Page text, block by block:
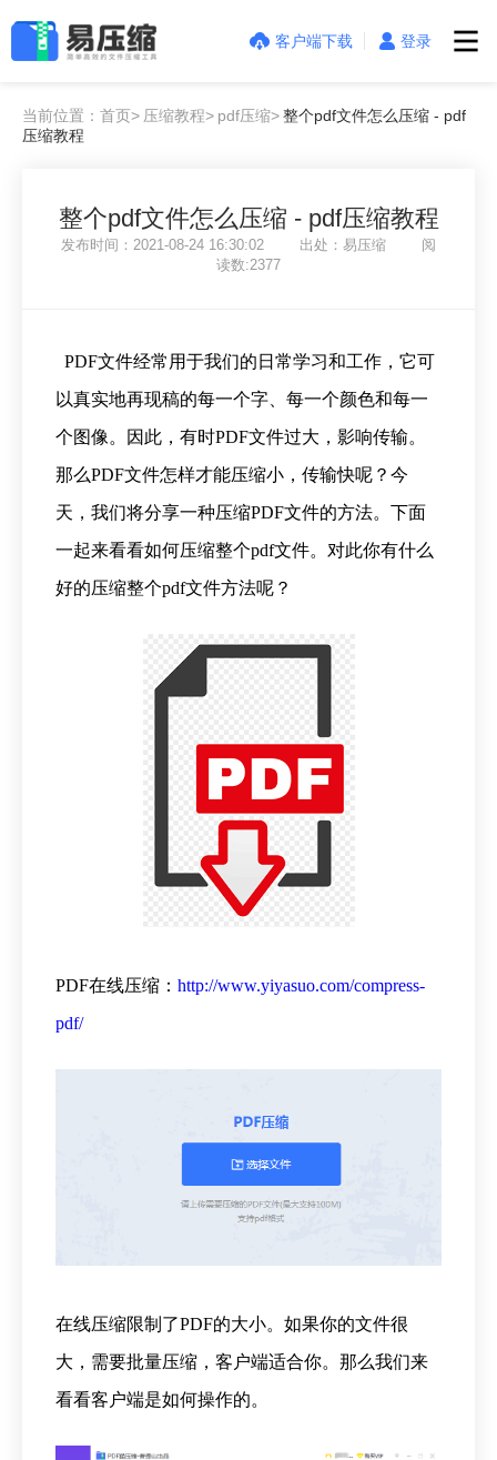
客户端下载 登录
当前位置：首页> 压缩教程> pdf压缩>整个pdf文件怎么压缩 - pdf
压缩教程
整个pdf文件怎么压缩 - pdf压缩教程
发布时间：2021-08-24 16:30:02 出处：易压缩 阅
读数:2377
PDF文件经常用于我们的日常学习和工作，它可
以真实地再现稿的每一个字、每一个颜色和每一
个图像。因此，有时PDF文件过大，影响传输。
那么PDF文件怎样才能压缩小，传输快呢？今
天，我们将分享一种压缩PDF文件的方法。下面
一起来看看如何压缩整个pdf文件。对此你有什么
好的压缩整个pdf文件方法呢？
PDF在线压缩： http://www.yiyasuo.com/compress-
pdf/
在线压缩限制了PDF的大小。如果你的文件很
大，需要批量压缩，客户端适合你。那么我们来
看看客户端是如何操作的。